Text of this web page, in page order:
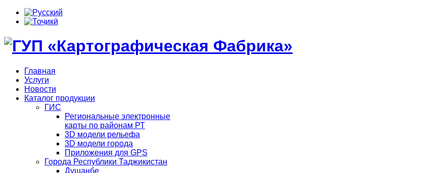
Главная
Услуги
Новости
Каталог продукции
ГИС
Региональные электронные
карты по районам РТ
3D модели рельефа
3D модели города
Приложения для GPS
Города Республики Таджикистан
Душанбе